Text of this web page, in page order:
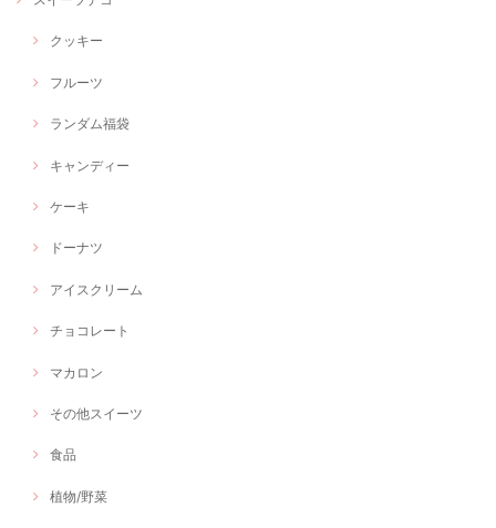
クッキー
フルーツ
ランダム福袋
キャンディー
ケーキ
ドーナツ
アイスクリーム
チョコレート
マカロン
その他スイーツ
食品
植物/野菜